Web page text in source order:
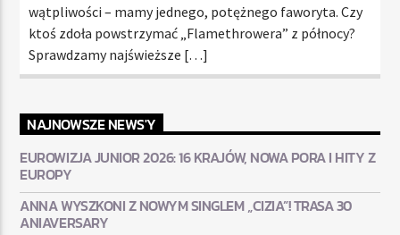
wątpliwości – mamy jednego, potężnego faworyta. Czy
ktoś zdoła powstrzymać „Flamethrowera” z północy?
Sprawdzamy najświeższe […]
NAJNOWSZE NEWS'Y
EUROWIZJA JUNIOR 2026: 16 KRAJÓW, NOWA PORA I HITY Z
EUROPY
ANNA WYSZKONI Z NOWYM SINGLEM „CIZIA”! TRASA 30
ANIAVERSARY